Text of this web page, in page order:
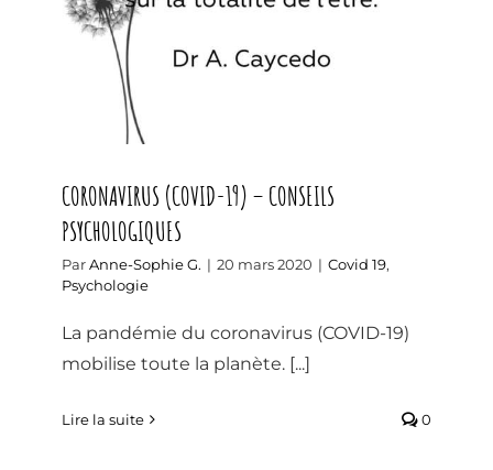
CORONAVIRUS (COVID-19) – CONSEILS
PSYCHOLOGIQUES
ParAnne-Sophie G. | 20 mars 2020 | Covid 19,
Psychologie
La pandémie du coronavirus (COVID-19)
mobilise toute la planète. [...]
Lire la suite 0